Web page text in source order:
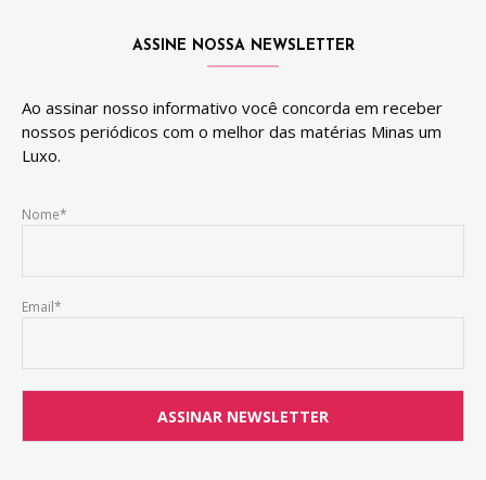
ASSINE NOSSA NEWSLETTER
Ao assinar nosso informativo você concorda em receber
nossos periódicos com o melhor das matérias Minas um
Luxo.
Nome*
Email*